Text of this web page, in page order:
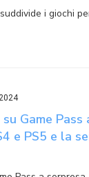
i giochi
Game
e PS5 e la